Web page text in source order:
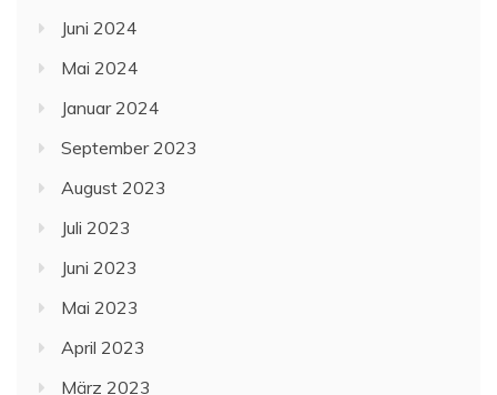
Juni 2024
Mai 2024
Januar 2024
September 2023
August 2023
Juli 2023
Juni 2023
Mai 2023
April 2023
März 2023